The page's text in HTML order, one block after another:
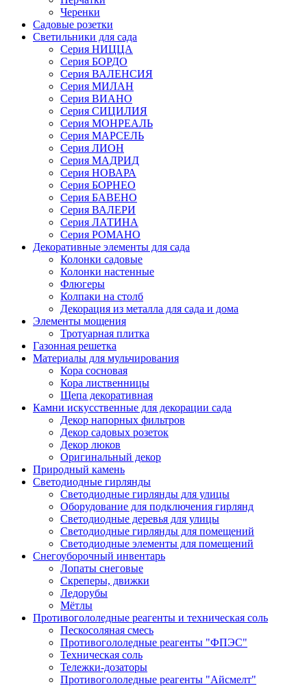
Черенки
Садовые розетки
Светильники для сада
Серия НИЦЦА
Серия БОРДО
Серия ВАЛЕНСИЯ
Серия МИЛАН
Серия ВИАНО
Серия СИЦИЛИЯ
Серия МОНРЕАЛЬ
Серия МАРСЕЛЬ
Серия ЛИОН
Серия МАДРИД
Серия НОВАРА
Серия БОРНЕО
Серия БАВЕНО
Серия ВАЛЕРИ
Серия ЛАТИНА
Серия РОМАНО
Декоративные элементы для сада
Колонки садовые
Колонки настенные
Флюгеры
Колпаки на столб
Декорация из металла для сада и дома
Элементы мощения
Тротуарная плитка
Газонная решетка
Материалы для мульчирования
Кора сосновая
Кора лиственницы
Щепа декоративная
Камни искусственные для декорации сада
Декор напорных фильтров
Декор садовых розеток
Декор люков
Оригинальный декор
Природный камень
Светодиодные гирлянды
Светодиодные гирлянды для улицы
Оборудование для подключения гирлянд
Светодиодные деревья для улицы
Светодиодные гирлянды для помещений
Светодиодные элементы для помещений
Снегоуборочный инвентарь
Лопаты снеговые
Скреперы, движки
Ледорубы
Мётлы
Противогололедные реагенты и техническая соль
Пескосоляная смесь
Противогололедные реагенты "ФПЭС"
Техническая соль
Тележки-дозаторы
Противогололедные реагенты "Айсмелт"